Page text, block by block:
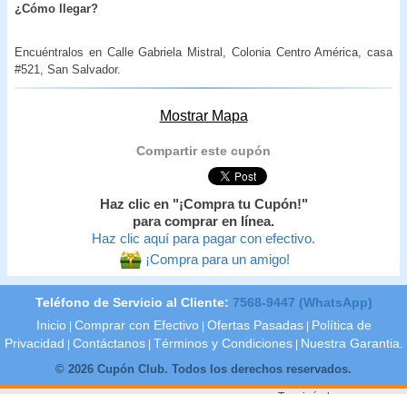
¿Cómo llegar?
Encuéntralos en Calle Gabriela Mistral, Colonia Centro América, casa
#521, San Salvador.
Mostrar Mapa
Compartir este cupón
Haz clic en "¡Compra tu Cupón!"
para comprar en línea.
Haz clic aquí para pagar con efectivo.
¡Compra para un amigo!
Teléfono de Servicio al Cliente: 7568-9447 (WhatsApp)
Inicio Comprar con Efectivo Ofertas Pasadas
Política de
Privacidad
Contáctanos Términos y Condiciones
Nuestra Garantia.
© 2026 Cupón Club. Todos los derechos reservados.